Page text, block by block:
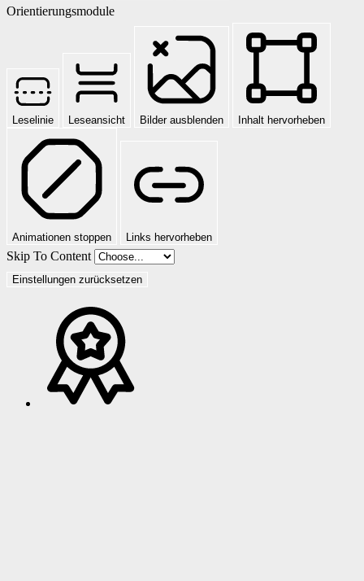
Orientierungsmodule
Leselinie Leseansicht Bilder ausblenden Inhalt hervorheben
Animationen stoppen Links hervorheben
Skip To Content
Einstellungen zurücksetzen